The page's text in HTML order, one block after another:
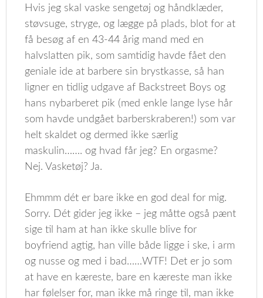
Hvis jeg skal vaske sengetøj og håndklæder,
støvsuge, stryge, og lægge på plads, blot for at
få besøg af en 43-44 årig mand med en
halvslatten pik, som samtidig havde fået den
geniale ide at barbere sin brystkasse, så han
ligner en tidlig udgave af Backstreet Boys og
hans nybarberet pik (med enkle lange lyse hår
som havde undgået barberskraberen!) som var
helt skaldet og dermed ikke særlig
maskulin……. og hvad får jeg? En orgasme?
Nej. Vasketøj? Ja.
Ehmmm dét er bare ikke en god deal for mig.
Sorry. Dét gider jeg ikke – jeg måtte også pænt
sige til ham at han ikke skulle blive for
boyfriend agtig, han ville både ligge i ske, i arm
og nusse og med i bad……WTF! Det er jo som
at have en kæreste, bare en kæreste man ikke
har følelser for, man ikke må ringe til, man ikke